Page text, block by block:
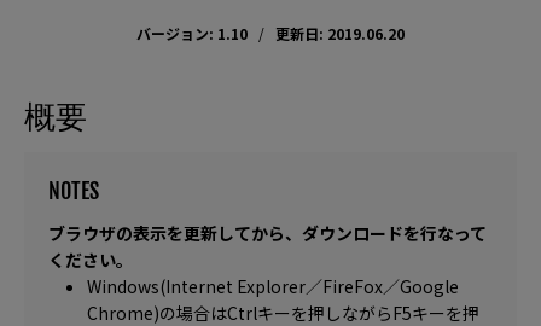
バージョン: 1.10 更新日: 2019.06.20
概要
NOTES
ブラウザの表示を更新してから、ダウンロードを行なって
ください。
Windows(Internet Explorer／FireFox／Google
Chrome)の場合はCtrlキーを押しながらF5キーを押